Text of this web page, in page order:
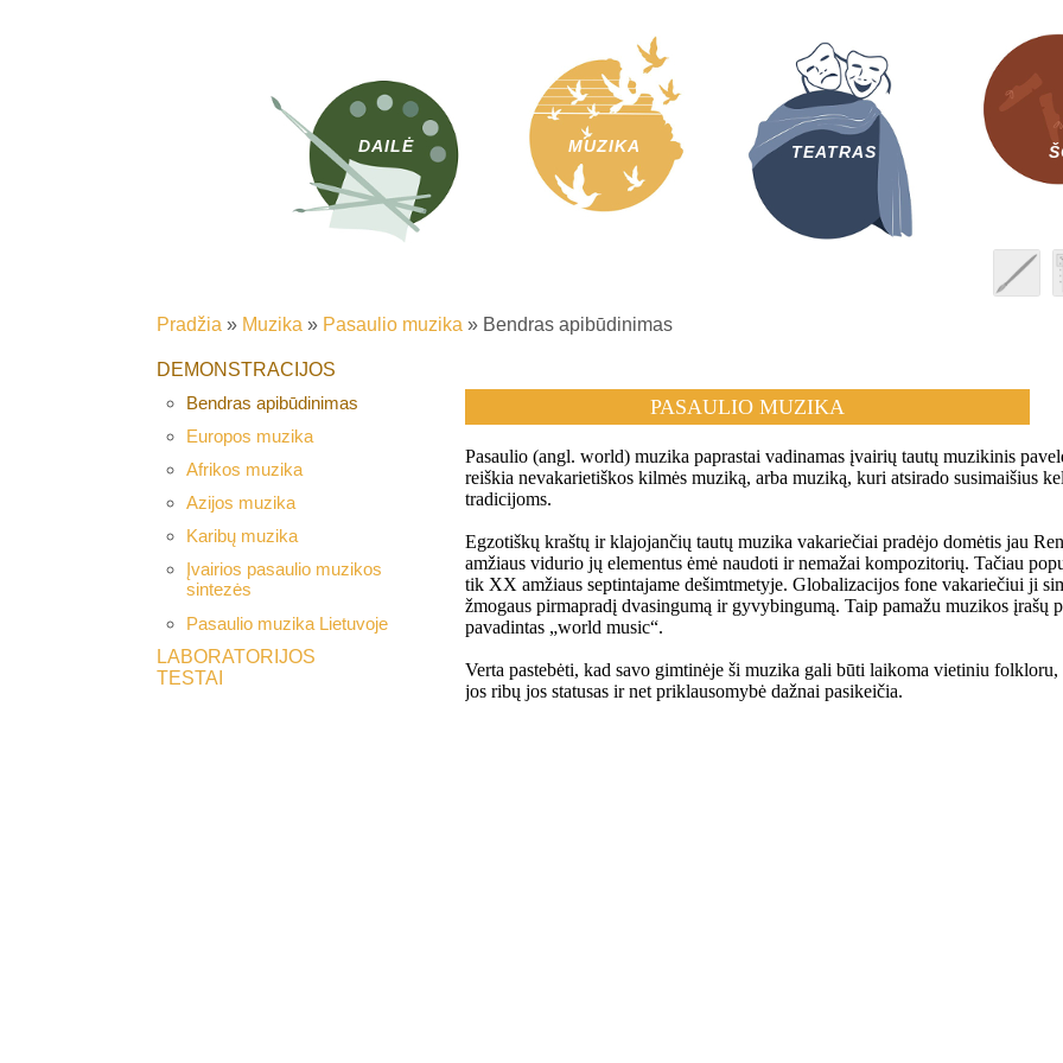
DAILĖ MUZIKA TEATRAS
Pradžia » Muzika » Pasaulio muzika » Bendras apibūdinimas
DEMONSTRACIJOS
Bendras apibūdinimas
Europos muzika
Afrikos muzika
Azijos muzika
Karibų muzika
Įvairios pasaulio muzikos
sintezės
Pasaulio muzika Lietuvoje
LABORATORIJOS
TESTAI